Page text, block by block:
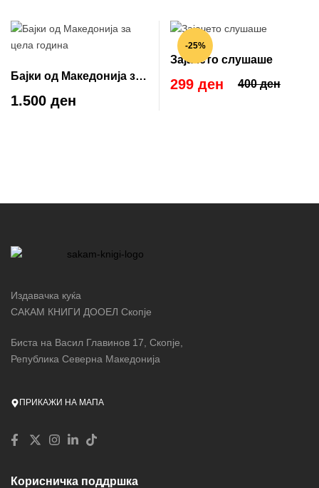
Бајки од Македонија за
цела година
1.500 ден
-25%
Зајачето слушаше
400 ден
299 ден
Издавачка куќа
САКАМ КНИГИ ДООЕЛ Скопје
Биста на Васил Главинов 17, Скопје,
Република Северна Македонија
ПРИКАЖИ НА МАПА
Корисничка поддршка